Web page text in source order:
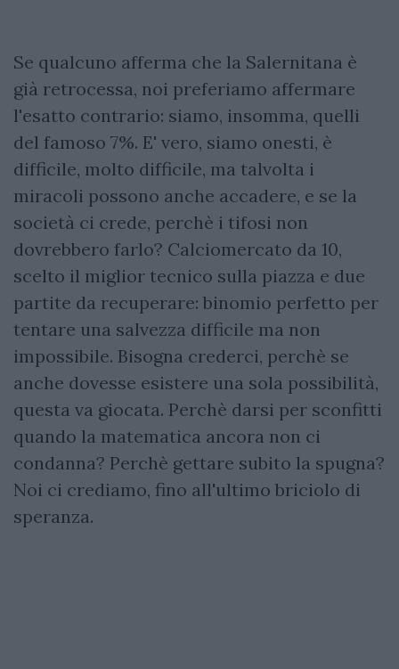
Se qualcuno afferma che la Salernitana è
già retrocessa, noi preferiamo affermare
l'esatto contrario: siamo, insomma, quelli
del famoso 7%. E' vero, siamo onesti, è
difficile, molto difficile, ma talvolta i
miracoli possono anche accadere, e se la
società ci crede, perchè i tifosi non
dovrebbero farlo? Calciomercato da 10,
scelto il miglior tecnico sulla piazza e due
partite da recuperare: binomio perfetto per
tentare una salvezza difficile ma non
impossibile. Bisogna crederci, perchè se
anche dovesse esistere una sola possibilità,
questa va giocata. Perchè darsi per sconfitti
quando la matematica ancora non ci
condanna? Perchè gettare subito la spugna?
Noi ci crediamo, fino all'ultimo briciolo di
speranza.